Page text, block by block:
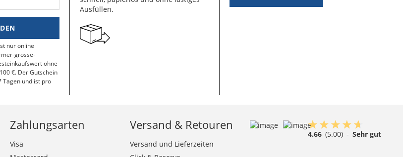
nur online
grosse-
ohne
€. Der Gutschein
Tagen und ist pro
Ausfüllen.
Zahlungsarten
Visa
Versand & Retouren
Versand und Lieferzeiten
4.66 (5.00) - Sehr gut